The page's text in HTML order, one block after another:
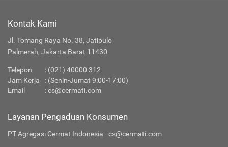
Kontak Kami
Jl. Tomang Raya No. 38, Jatipulo
Palmerah, Jakarta Barat 11430
Telepon : (021) 40000 312
Jam Kerja
: (Senin-Jumat 9:00-17:00)
Email
:cs@cermati.com
Layanan Pengaduan Konsumen
PT Agregasi Cermat Indonesia - cs@cermati.com